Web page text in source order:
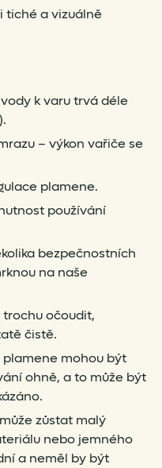
tiché a vizuálně
k varu trvá déle
– výkon vařiče se
plamene.
používání
bezpečnostních
na naše
trochu očoudit,
čistě.
mohou být
ohně, a to může být
zůstat malý
nebo jemného
a neměl by být